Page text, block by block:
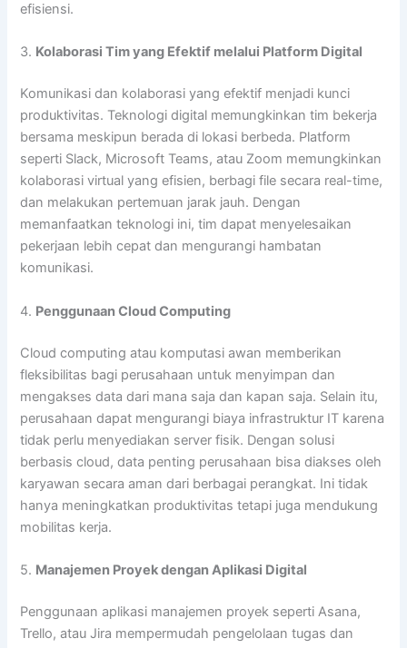
efisiensi.
3. Kolaborasi Tim yang Efektif melalui Platform Digital
Komunikasi dan kolaborasi yang efektif menjadi kunci
produktivitas. Teknologi digital memungkinkan tim bekerja
bersama meskipun berada di lokasi berbeda. Platform
seperti Slack, Microsoft Teams, atau Zoom memungkinkan
kolaborasi virtual yang efisien, berbagi file secara real-time,
dan melakukan pertemuan jarak jauh. Dengan
memanfaatkan teknologi ini, tim dapat menyelesaikan
pekerjaan lebih cepat dan mengurangi hambatan
komunikasi.
4. Penggunaan Cloud Computing
Cloud computing atau komputasi awan memberikan
fleksibilitas bagi perusahaan untuk menyimpan dan
mengakses data dari mana saja dan kapan saja. Selain itu,
perusahaan dapat mengurangi biaya infrastruktur IT karena
tidak perlu menyediakan server fisik. Dengan solusi
berbasis cloud, data penting perusahaan bisa diakses oleh
karyawan secara aman dari berbagai perangkat. Ini tidak
hanya meningkatkan produktivitas tetapi juga mendukung
mobilitas kerja.
5. Manajemen Proyek dengan Aplikasi Digital
Penggunaan aplikasi manajemen proyek seperti Asana,
Trello, atau Jira mempermudah pengelolaan tugas dan